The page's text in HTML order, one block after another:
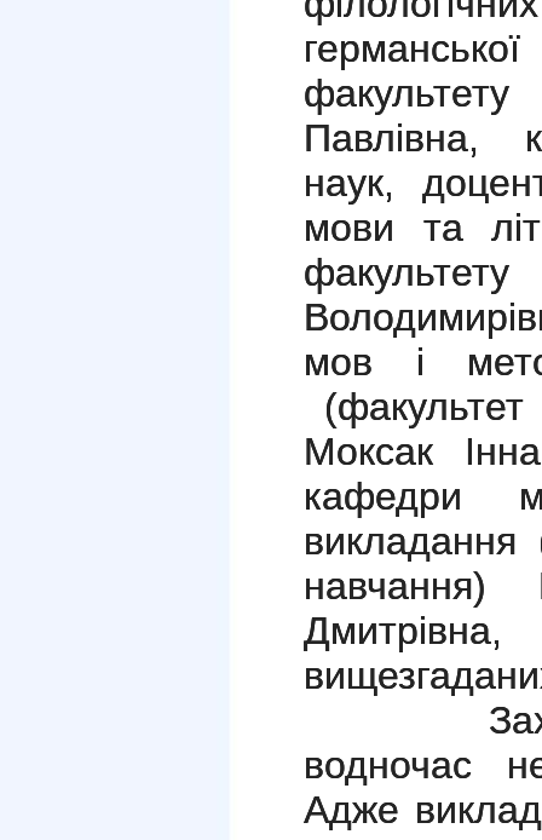
Павлiвна,
наук,
мови та
мов i
(факультет
Моксак
кафедри
викладання
навчання)
Захiд
водночас
Адже